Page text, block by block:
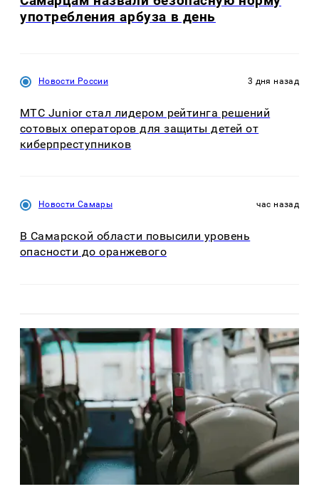
употребления арбуза в день
Новости России 3 дня назад
МТС Junior стал лидером рейтинга решений
сотовых операторов для защиты детей от
киберпреступников
Новости Самары час назад
В Самарской области повысили уровень
опасности до оранжевого